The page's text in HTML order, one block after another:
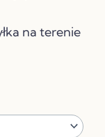
na terenie